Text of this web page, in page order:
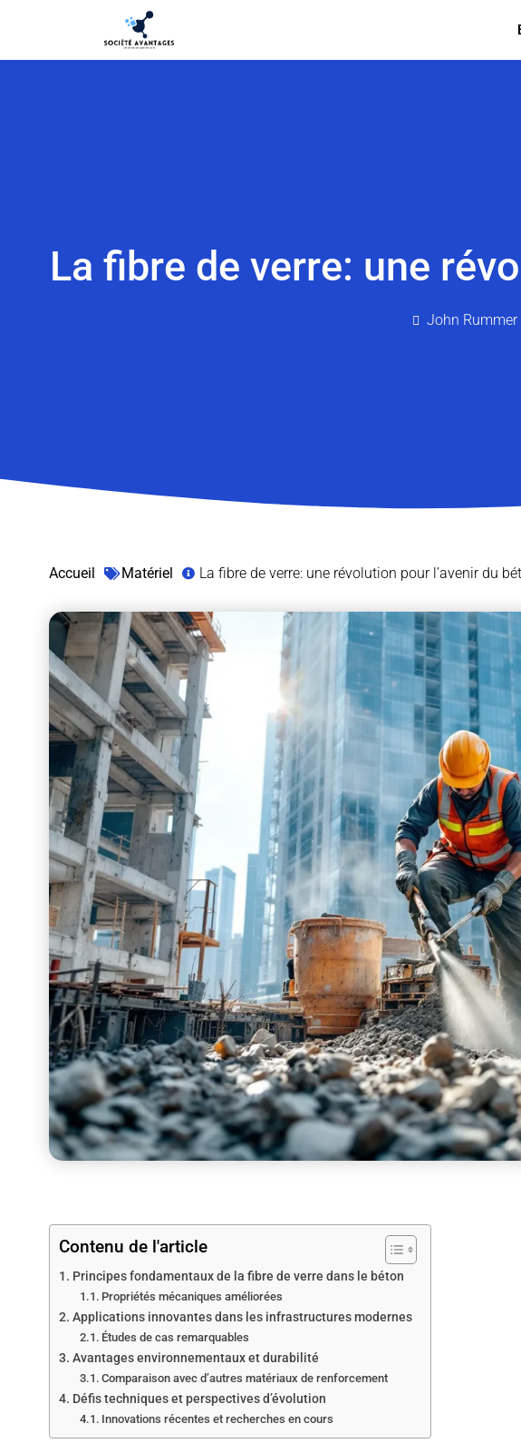
La fibre de verre: une
John Rummer
Accueil Matériel La fibre de verre: une révolution pour l’avenir du
Contenu de l'article
Principes fondamentaux de la fibre de verre dans le béton
Propriétés mécaniques améliorées
Applications innovantes dans les infrastructures modernes
Études de cas remarquables
Avantages environnementaux et durabilité
Comparaison avec d’autres matériaux de renforcement
Défis techniques et perspectives d’évolution
Innovations récentes et recherches en cours